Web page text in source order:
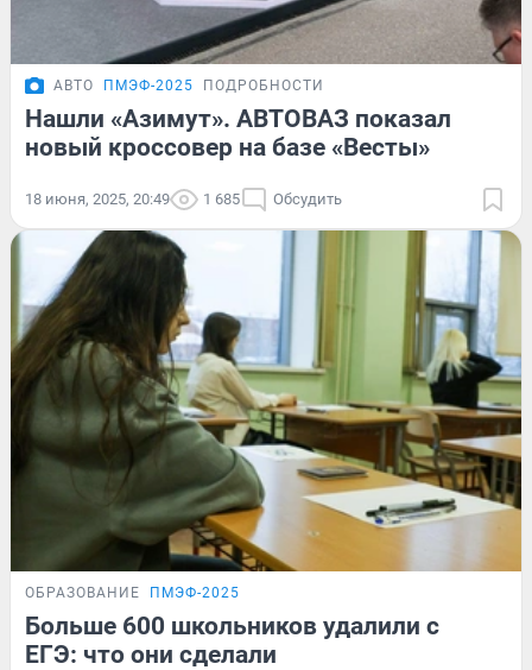
АВТО ПМЭФ-2025 ПОДРОБНОСТИ
Нашли «Азимут». АВТОВАЗ показал
новый кроссовер на базе «Весты»
18 июня, 2025, 20:49 1 685 Обсудить
ОБРАЗОВАНИЕ ПМЭФ-2025
Больше 600 школьников удалили с
ЕГЭ: что они сделали